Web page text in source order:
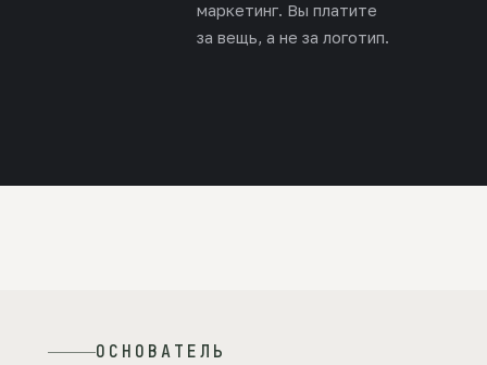
маркетинг. Вы платите
за вещь, а не за логотип.
ОСНОВАТЕЛЬ